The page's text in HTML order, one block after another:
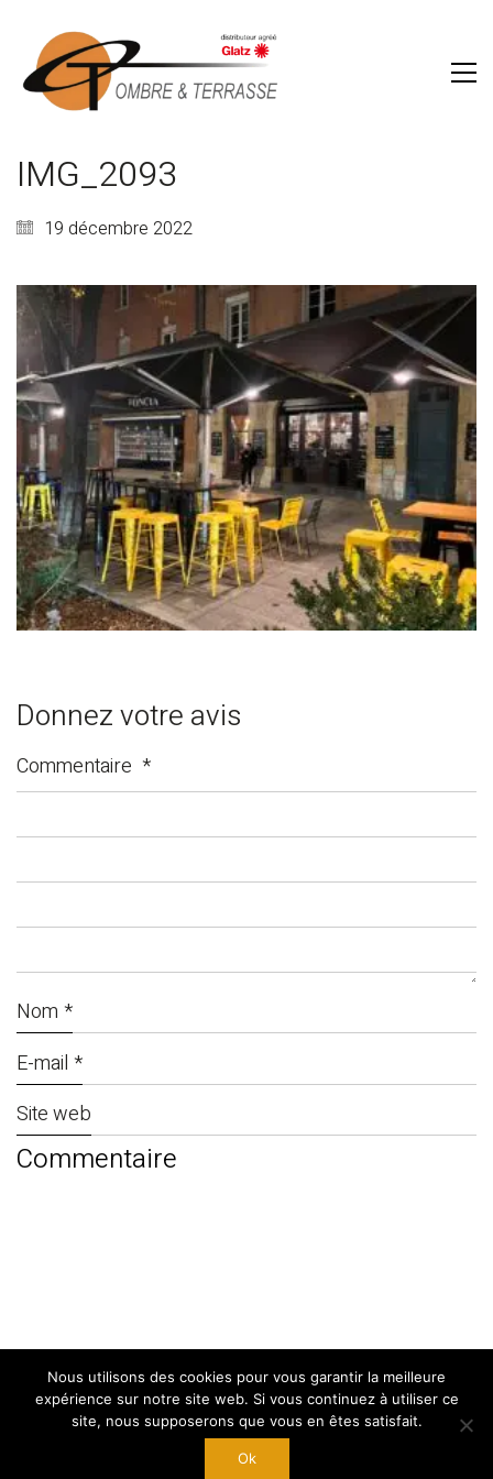
IMG_2093
19 décembre 2022
Donnez votre avis
Commentaire *
Nom *
E-mail *
Site web
© Copyright 2024. ByWest Adgency|
Mentions Légales
Nous utilisons des cookies pour vous garantir la meilleure
expérience sur notre site web. Si vous continuez à utiliser ce
site, nous supposerons que vous en êtes satisfait.
Ok